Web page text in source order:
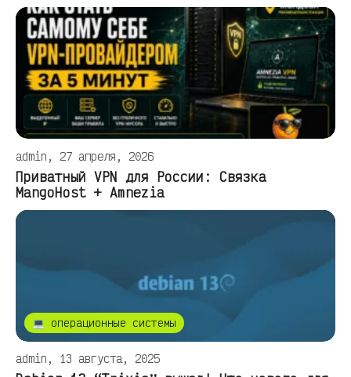
admin, 27 апреля, 2026
Приватный VPN для России: Связка
MangoHost + Amnezia
💻 операционные системы
admin, 13 августа, 2025